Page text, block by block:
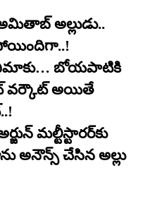
అల్లుడు..
బోయపాటికి
వర్కౌట్ అయితే
మల్టీస్టారర్​కు
అనౌన్స్ చేసిన అల్లు